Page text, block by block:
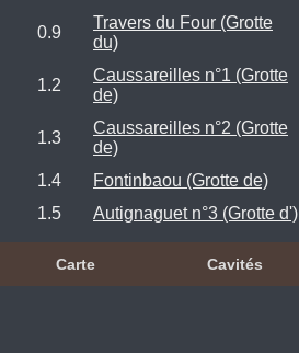
0.9
Travers du Four (Grotte
du)
1.2
Caussareilles n°1 (Grotte
de)
1.3
Caussareilles n°2 (Grotte
de)
1.4
Fontinbaou (Grotte de)
1.5
Autignaguet n°3 (Grotte d')
Carte Cavités